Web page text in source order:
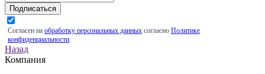
Подписаться
Согласен на обработку персональных данных согласно Политике
конфиденциальности.
Назад
Компания